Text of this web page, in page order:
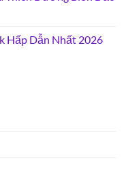
Hấp Dẫn Nhất 2026